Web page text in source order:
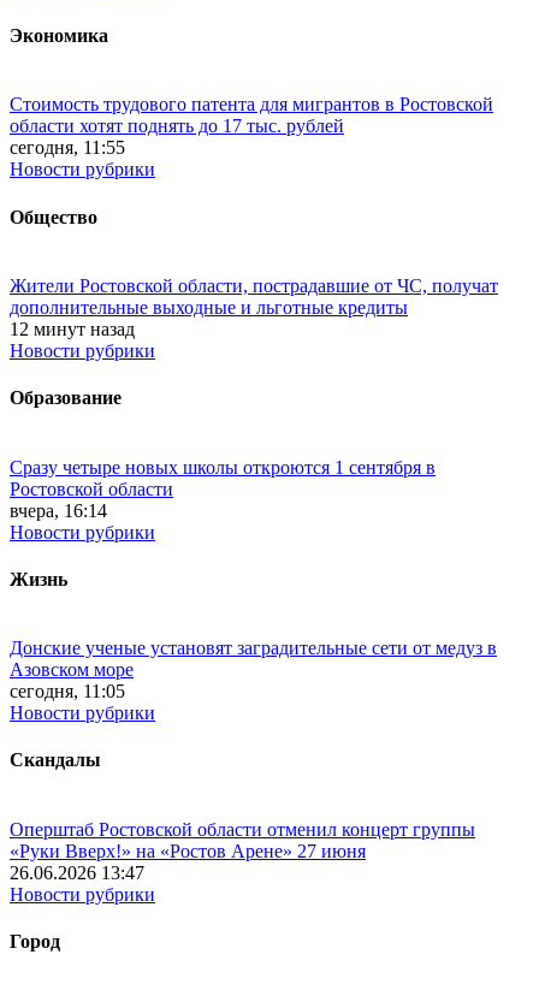
Экономика
Стоимость трудового патента для мигрантов в Ростовской
области хотят поднять до 17 тыс. рублей
сегодня, 11:55
Новости рубрики
Общество
Жители Ростовской области, пострадавшие от ЧС, получат
дополнительные выходные и льготные кредиты
12 минут назад
Новости рубрики
Образование
Сразу четыре новых школы откроются 1 сентября в
Ростовской области
вчера, 16:14
Новости рубрики
Жизнь
Донские ученые установят заградительные сети от медуз в
Азовском море
сегодня, 11:05
Новости рубрики
Скандалы
Оперштаб Ростовской области отменил концерт группы
«Руки Вверх!» на «Ростов Арене» 27 июня
26.06.2026 13:47
Новости рубрики
Город